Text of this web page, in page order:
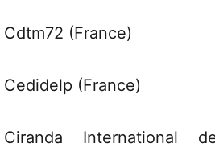
Cdtm72 (France)
Cedidelp (France)
Ciranda International